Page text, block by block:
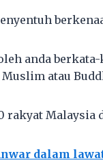
anda
atau
rakyat Malaysia
dalam